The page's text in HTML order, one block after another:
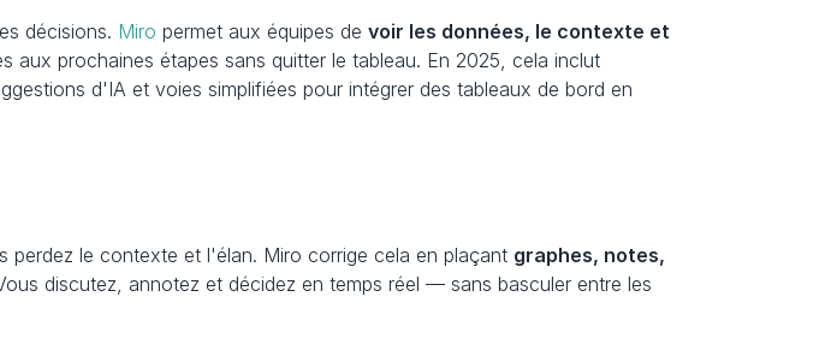
décisions. Miro permet aux équipes de voir les données, le contexte et
prochaines étapes sans quitter le tableau. En 2025, cela inclut
d'IA et voies simplifiées pour intégrer des tableaux de bord en
le contexte et l'élan. Miro corrige cela en plaçant graphes, notes,
discutez, annotez et décidez en temps réel — sans basculer entre les